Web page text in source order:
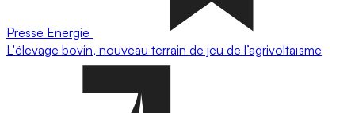
Presse Energie
L'élevage bovin, nouveau terrain de jeu de l’agrivoltaïsme